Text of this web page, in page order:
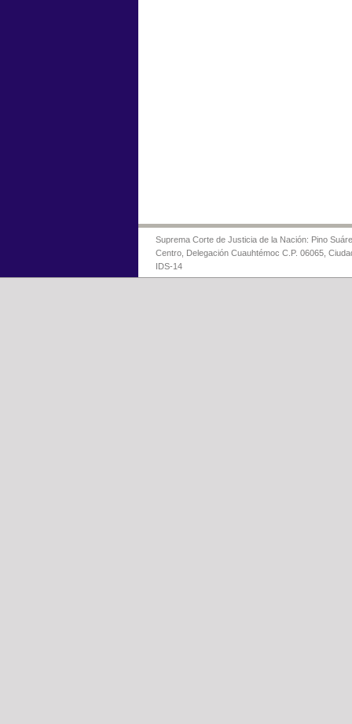
Suprema Corte de Justicia de la Nación: Pino
Centro, Delegación Cuauhtémoc C.P. 06065,
IDS-14